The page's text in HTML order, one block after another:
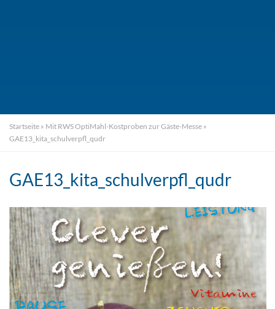
Startseite » Mit RWS OptiMahl-Kostproben zur Gäste-Messe »
GAE13_kita_schulverpfl_qudr
GAE13_kita_schulverpfl_qudr